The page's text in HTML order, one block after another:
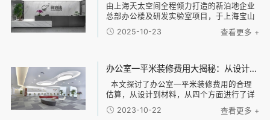
由上海天太空间全程倾力打造的新泊地企业
总部办公楼及研发实验室项目，于上海宝山
区正式竣工并投入使用。本项目总面积达
4500平方米，是天太空间在高新技术企业科
面对新泊地作为高新技术企业的独特需求，
核心设计原则，精准规划空间架构。我们通
过清晰的动线与功能分区，实现了办公区与
实验区的独立与联动，既保障了研发环境的
2025-10-23 查看更多 +
办公室一平米装修费用大揭秘：从设计到材料，了解每一项费用的合理估算
本文探讨了办公室一平米装修费用的合理
估算，从设计到材料，从四个方面进行了详
细阐述。首先，从设计方面分析了办公室装
修所需的设计费用，并介绍了不同设计风格
2023-10-22 查看更多 +